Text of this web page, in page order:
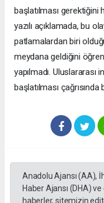
başlatılması gerektiğini
yazılı açıklamada, bu
patlamalardan biri
meydana geldiğini
yapılmadı. Uluslararası
başlatılması
Anadolu Ajansı (AA),
Haber Ajansı (DHA)
haberler, sitemizin